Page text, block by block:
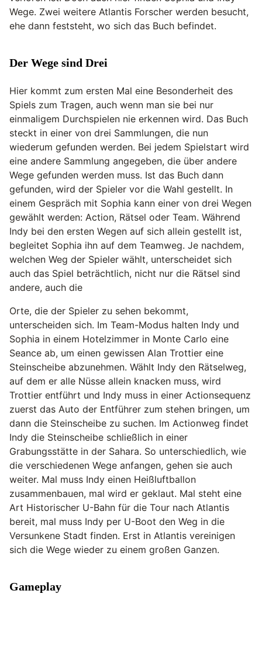
Wege. Zwei weitere Atlantis Forscher werden besucht,
ehe dann feststeht, wo sich das Buch befindet.
Der Wege sind Drei
Hier kommt zum ersten Mal eine Besonderheit des
Spiels zum Tragen, auch wenn man sie bei nur
einmaligem Durchspielen nie erkennen wird. Das Buch
steckt in einer von drei Sammlungen, die nun
wiederum gefunden werden. Bei jedem Spielstart wird
eine andere Sammlung angegeben, die über andere
Wege gefunden werden muss. Ist das Buch dann
gefunden, wird der Spieler vor die Wahl gestellt. In
einem Gespräch mit Sophia kann einer von drei Wegen
gewählt werden: Action, Rätsel oder Team. Während
Indy bei den ersten Wegen auf sich allein gestellt ist,
begleitet Sophia ihn auf dem Teamweg. Je nachdem,
welchen Weg der Spieler wählt, unterscheidet sich
auch das Spiel beträchtlich, nicht nur die Rätsel sind
andere, auch die
Orte, die der Spieler zu sehen bekommt,
unterscheiden sich. Im Team-Modus halten Indy und
Sophia in einem Hotelzimmer in Monte Carlo eine
Seance ab, um einen gewissen Alan Trottier eine
Steinscheibe abzunehmen. Wählt Indy den Rätselweg,
auf dem er alle Nüsse allein knacken muss, wird
Trottier entführt und Indy muss in einer Actionsequenz
zuerst das Auto der Entführer zum stehen bringen, um
dann die Steinscheibe zu suchen. Im Actionweg findet
Indy die Steinscheibe schließlich in einer
Grabungsstätte in der Sahara. So unterschiedlich, wie
die verschiedenen Wege anfangen, gehen sie auch
weiter. Mal muss Indy einen Heißluftballon
zusammenbauen, mal wird er geklaut. Mal steht eine
Art Historischer U-Bahn für die Tour nach Atlantis
bereit, mal muss Indy per U-Boot den Weg in die
Versunkene Stadt finden. Erst in Atlantis vereinigen
sich die Wege wieder zu einem großen Ganzen.
Gameplay